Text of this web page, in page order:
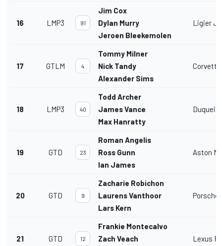
16 LMP3 91
Jim Cox
Dylan Murry
Jeroen Bleekemolen
Ligier
17 GTLM 4
Tommy Milner
Nick Tandy
Alexander Sims
Corvette
18 LMP3 40
Todd Archer
James Vance
Max Hanratty
19 GTD 23
Roman Angelis
Ross Gunn
Ian James
Aston
20 GTD 9
Zacharie Robichon
Laurens Vanthoor
Lars Kern
Porsche
21 GTD 12
Frankie Montecalvo
Zach Veach
Lexus